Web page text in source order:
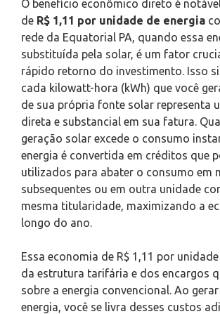
O benefício econômico direto é
de R$ 1,11 por unidade de energia
rede da Equatorial PA, quando essa
substituída pela solar, é um fator
rápido retorno do investimento. Isso
cada kilowatt-hora (kWh) que você
de sua própria fonte solar representa
direta e substancial em sua fatura.
geração solar excede o consumo
energia é convertida em créditos que
utilizados para abater o consumo em
subsequentes ou em outra unidade
mesma titularidade, maximizando a
longo do ano.
Essa economia de R$ 1,11 por
da estrutura tarifária e dos encargos
sobre a energia convencional. Ao
energia, você se livra desses custos